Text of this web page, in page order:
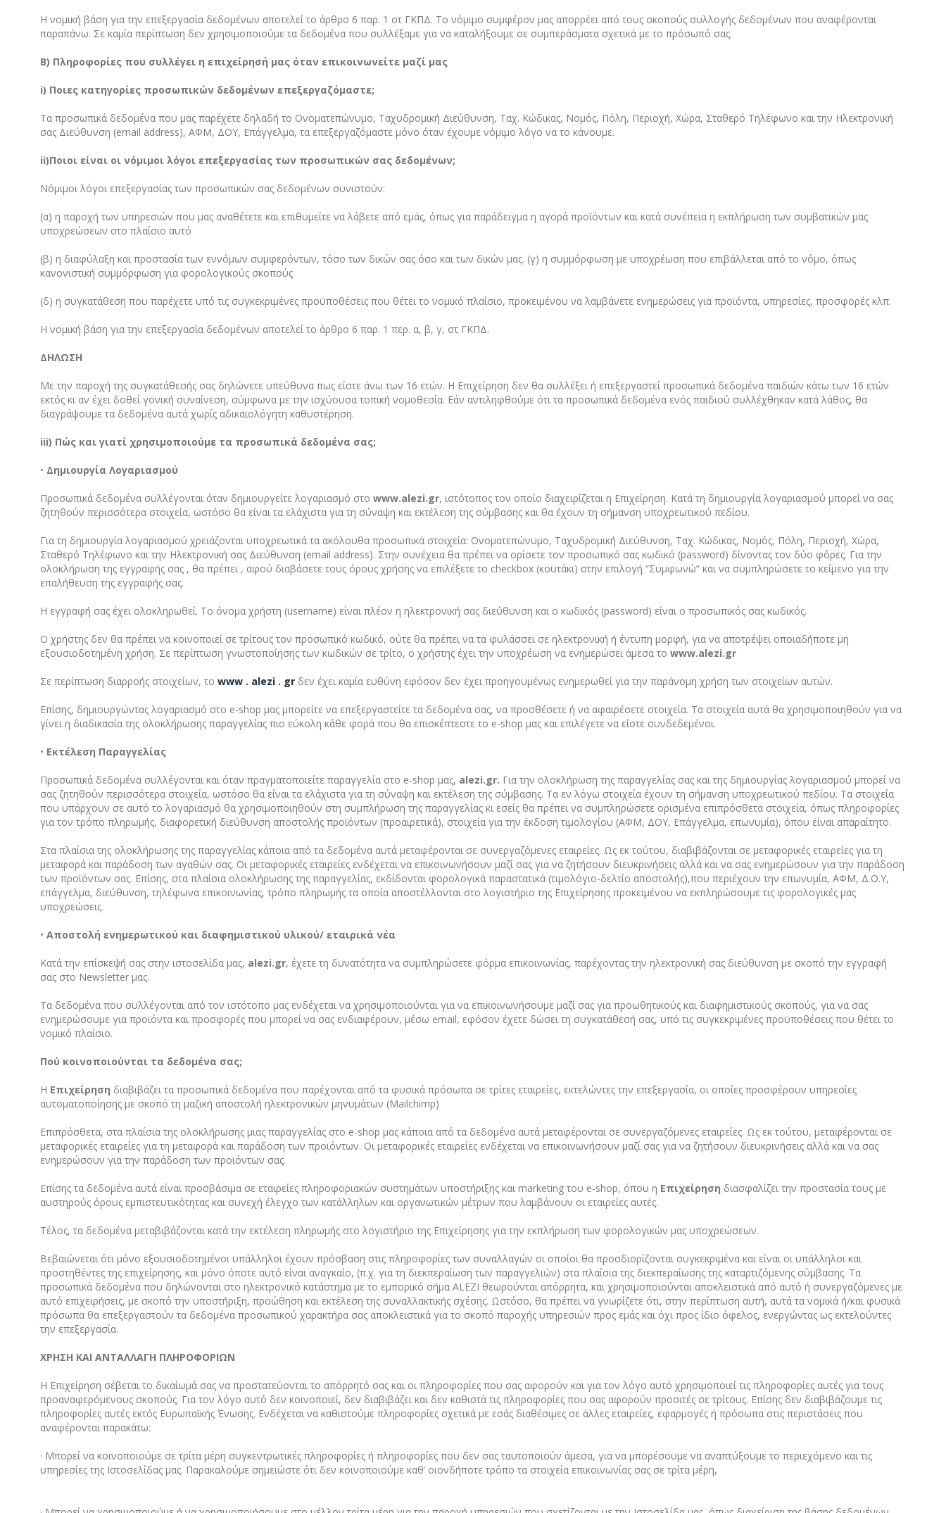
Η νομική βάση για την επεξεργασία δεδομένων αποτελεί το άρθρο 6 παρ. 1 στ ΓΚΠΔ. Το νόμιμο συμφέρον μας απορρέει από τους σκοπούς συλλογής δεδομένων που αναφέρονται
παραπάνω. Σε καμία περίπτωση δεν χρησιμοποιούμε τα δεδομένα που συλλέξαμε για να καταλήξουμε σε συμπεράσματα σχετικά με το πρόσωπό σας.
Β) Πληροφορίες που συλλέγει η επιχείρησή μας όταν επικοινωνείτε μαζί μας
i) Ποιες κατηγορίες προσωπικών δεδομένων επεξεργαζόμαστε;
Τα προσωπικά δεδομένα που μας παρέχετε δηλαδή το Ονοματεπώνυμο, Ταχυδρομική Διεύθυνση, Ταχ. Κώδικας, Νομός, Πόλη, Περιοχή, Χώρα, Σταθερό Τηλέφωνο και την Ηλεκτρονική
σας Διεύθυνση (email address), ΑΦΜ, ΔΟΥ, Επάγγελμα, τα επεξεργαζόμαστε μόνο όταν έχουμε νόμιμο λόγο να το κάνουμε.
ii)Ποιοι είναι οι νόμιμοι λόγοι επεξεργασίας των προσωπικών σας δεδομένων;
Νόμιμοι λόγοι επεξεργασίας των προσωπικών σας δεδομένων συνιστούν:
(α) η παροχή των υπηρεσιών που μας αναθέτετε και επιθυμείτε να λάβετε από εμάς, όπως για παράδειγμα η αγορά προϊόντων και κατά συνέπεια η εκπλήρωση των συμβατικών μας
υποχρεώσεων στο πλαίσιο αυτό
(β) η διαφύλαξη και προστασία των εννόμων συμφερόντων, τόσο των δικών σας όσο και των δικών μας. (γ) η συμμόρφωση με υποχρέωση που επιβάλλεται από το νόμο, όπως
κανονιστική συμμόρφωση για φορολογικούς σκοπούς
(δ) η συγκατάθεση που παρέχετε υπό τις συγκεκριμένες προϋποθέσεις που θέτει το νομικό πλαίσιο, προκειμένου να λαμβάνετε ενημερώσεις για προϊόντα, υπηρεσίες, προσφορές κλπ.
Η νομική βάση για την επεξεργασία δεδομένων αποτελεί το άρθρο 6 παρ. 1 περ. α, β, γ, στ ΓΚΠΔ.
ΔΗΛΩΣΗ
Με την παροχή της συγκατάθεσής σας δηλώνετε υπεύθυνα πως είστε άνω των 16 ετών. Η Επιχείρηση δεν θα συλλέξει ή επεξεργαστεί προσωπικά δεδομένα παιδιών κάτω των 16 ετών
εκτός κι αν έχει δοθεί γονική συναίνεση, σύμφωνα με την ισχύουσα τοπική νομοθεσία. Εάν αντιληφθούμε ότι τα προσωπικά δεδομένα ενός παιδιού συλλέχθηκαν κατά λάθος, θα
διαγράψουμε τα δεδομένα αυτά χωρίς αδικαιολόγητη καθυστέρηση.
iii) Πώς και γιατί χρησιμοποιούμε τα προσωπικά δεδομένα σας;
• Δημιουργία Λογαριασμού
Προσωπικά δεδομένα συλλέγονται όταν δημιουργείτε λογαριασμό στοwww.alezi.gr, ιστότοπος τον οποίο διαχειρίζεται η Eπιχείρηση. Κατά τη δημιουργία λογαριασμού μπορεί να σας
ζητηθούν περισσότερα στοιχεία, ωστόσο θα είναι τα ελάχιστα για τη σύναψη και εκτέλεση της σύμβασης και θα έχουν τη σήμανση υποχρεωτικού πεδίου.
Για τη δημιουργία λογαριασμού χρειάζονται υποχρεωτικά τα ακόλουθα προσωπικά στοιχεία: Ονοματεπώνυμο, Ταχυδρομική Διεύθυνση, Ταχ. Κώδικας, Νομός, Πόλη, Περιοχή, Χώρα,
Σταθερό Τηλέφωνο και την Ηλεκτρονική σας Διεύθυνση (email address). Στην συνέχεια θα πρέπει να ορίσετε τον προσωπικό σας κωδικό (password) δίνοντας τον δύο φόρες. Για την
ολοκλήρωση της εγγραφής σας , θα πρέπει , αφού διαβάσετε τους όρους χρήσης να επιλέξετε το checkbox (κουτάκι) στην επιλογή “Συμφωνώ” και να συμπληρώσετε το κείμενο για την
επαλήθευση της εγγραφής σας.
Η εγγραφή σας έχει ολοκληρωθεί. Το όνομα χρήστη (username) είναι πλέον η ηλεκτρονική σας διεύθυνση και ο κωδικός (password) είναι ο προσωπικός σας κωδικός.
Ο χρήστης δεν θα πρέπει να κοινοποιεί σε τρίτους τον προσωπικό κωδικό, ούτε θα πρέπει να τα φυλάσσει σε ηλεκτρονική ή έντυπη μορφή, για να αποτρέψει οποιαδήποτε μη
εξουσιοδοτημένη χρήση. Σε περίπτωση γνωστοποίησης των κωδικών σε τρίτο, ο χρήστης έχει την υποχρέωση να ενημερώσει άμεσα τοwww.alezi.gr
Σε περίπτωση διαρροής στοιχείων, τοwww . alezi . gr δεν έχει καμία ευθύνη εφόσον δεν έχει προηγουμένως ενημερωθεί για την παράνομη χρήση των στοιχείων αυτών.
Επίσης, δημιουργώντας λογαριασμό στο e-shop μας μπορείτε να επεξεργαστείτε τα δεδομένα σας, να προσθέσετε ή να αφαιρέσετε στοιχεία. Τα στοιχεία αυτά θα χρησιμοποιηθούν για να
γίνει η διαδικασία της ολοκλήρωσης παραγγελίας πιο εύκολη κάθε φορά που θα επισκέπτεστε το e-shop μας και επιλέγετε να είστε συνδεδεμένοι.
• Εκτέλεση Παραγγελίας
Προσωπικά δεδομένα συλλέγονται και όταν πραγματοποιείτε παραγγελία στο e-shop μας, alezi.gr. Για την ολοκλήρωση της παραγγελίας σας και της δημιουργίας λογαριασμού μπορεί να
σας ζητηθούν περισσότερα στοιχεία, ωστόσο θα είναι τα ελάχιστα για τη σύναψη και εκτέλεση της σύμβασης. Τα εν λόγω στοιχεία έχουν τη σήμανση υποχρεωτικού πεδίου. Τα στοιχεία
που υπάρχουν σε αυτό το λογαριασμό θα χρησιμοποιηθούν στη συμπλήρωση της παραγγελίας κι εσείς θα πρέπει να συμπληρώσετε ορισμένα επιπρόσθετα στοιχεία, όπως πληροφορίες
για τον τρόπο πληρωμής, διαφορετική διεύθυνση αποστολής προϊόντων (προαιρετικά), στοιχεία για την έκδοση τιμολογίου (ΑΦΜ, ΔΟΥ, Επάγγελμα, επωνυμία), όπου είναι απαραίτητο.
Στα πλαίσια της ολοκλήρωσης της παραγγελίας κάποια από τα δεδομένα αυτά μεταφέρονται σε συνεργαζόμενες εταιρείες. Ως εκ τούτου, διαβιβάζονται σε μεταφορικές εταιρείες για τη
μεταφορά και παράδοση των αγαθών σας. Οι μεταφορικές εταιρείες ενδέχεται να επικοινωνήσουν μαζί σας για να ζητήσουν διευκρινήσεις αλλά και να σας ενημερώσουν για την παράδοση
των προϊόντων σας. Επίσης, στα πλαίσια ολοκλήρωσης της παραγγελίας, εκδίδονται φορολογικά παραστατικά (τιμολόγιο-δελτίο αποστολής),που περιέχουν την επωνυμία, ΑΦΜ, Δ.Ο.Υ,
επάγγελμα, διεύθυνση, τηλέφωνα επικοινωνίας, τρόπο πληρωμής τα οποία αποστέλλονται στο λογιστήριο της Επιχείρησης προκειμένου να εκπληρώσουμε τις φορολογικές μας
υποχρεώσεις.
•Aποστολή ενημερωτικού και διαφημιστικού υλικού/ εταιρικά νέα
Κατά την επίσκεψή σας στην ιστοσελίδα μας, alezi.gr, έχετε τη δυνατότητα να συμπληρώσετε φόρμα επικοινωνίας, παρέχοντας την ηλεκτρονική σας διεύθυνση με σκοπό την εγγραφή
σας στο Newsletter μας.
Τα δεδομένα που συλλέγονται από τον ιστότοπο μας ενδέχεται να χρησιμοποιούνται για να επικοινωνήσουμε μαζί σας για προωθητικούς και διαφημιστικούς σκοπούς, για να σας
ενημερώσουμε για προϊόντα και προσφορές που μπορεί να σας ενδιαφέρουν, μέσω email, εφόσον έχετε δώσει τη συγκατάθεσή σας, υπό τις συγκεκριμένες προϋποθέσεις που θέτει το
νομικό πλαίσιο.
Πού κοινοποιούνται τα δεδομένα σας;
Η Επιχείρηση διαβιβάζει τα προσωπικά δεδομένα που παρέχονται από τα φυσικά πρόσωπα σε τρίτες εταιρείες, εκτελώντες την επεξεργασία, οι οποίες προσφέρουν υπηρεσίες
αυτοματοποίησης με σκοπό τη μαζική αποστολή ηλεκτρονικών μηνυμάτων (Mailchimp)
Επιπρόσθετα, στα πλαίσια της ολοκλήρωσης μιας παραγγελίας στο e-shop μας κάποια από τα δεδομένα αυτά μεταφέρονται σε συνεργαζόμενες εταιρείες. Ως εκ τούτου, μεταφέρονται σε
μεταφορικές εταιρείες για τη μεταφορά και παράδοση των προϊόντων. Οι μεταφορικές εταιρείες ενδέχεται να επικοινωνήσουν μαζί σας για να ζητήσουν διευκρινήσεις αλλά και να σας
ενημερώσουν για την παράδοση των προϊόντων σας.
Επίσης τα δεδομένα αυτά είναι προσβάσιμα σε εταιρείες πληροφοριακών συστημάτων υποστήριξης και marketing του e-shop, όπου η Επιχείρηση διασφαλίζει την προστασία τους με
αυστηρούς όρους εμπιστευτικότητας και συνεχή έλεγχο των κατάλληλων και οργανωτικών μέτρων που λαμβάνουν οι εταιρείες αυτές.
Τέλος, τα δεδομένα μεταβιβάζονται κατά την εκτέλεση πληρωμής στο λογιστήριο της Επιχείρησης για την εκπλήρωση των φορολογικών μας υποχρεώσεων.
Βεβαιώνεται ότι μόνο εξουσιοδοτημένοι υπάλληλοι έχουν πρόσβαση στις πληροφορίες των συναλλαγών οι οποίοι θα προσδιορίζονται συγκεκριμένα και είναι οι υπάλληλοι και
προστηθέντες της επιχείρησης, και μόνο όποτε αυτό είναι αναγκαίο, (π.χ. για τη διεκπεραίωση των παραγγελιών) στα πλαίσια της διεκπεραίωσης της καταρτιζόμενης σύμβασης. Τα
προσωπικά δεδομένα που δηλώνονται στο ηλεκτρονικό κατάστημα με το εμπορικό σήμα ALEZI θεωρούνται απόρρητα, και χρησιμοποιούνται αποκλειστικά από αυτό ή συνεργαζόμενες με
αυτό επιχειρήσεις, με σκοπό την υποστήριξη, προώθηση και εκτέλεση της συναλλακτικής σχέσης. Ωστόσο, θα πρέπει να γνωρίζετε ότι, στην περίπτωση αυτή, αυτά τα νομικά ή/και φυσικά
πρόσωπα θα επεξεργαστούν τα δεδομένα προσωπικού χαρακτήρα σας αποκλειστικά για το σκοπό παροχής υπηρεσιών προς εμάς και όχι προς ίδιο όφελος, ενεργώντας ως εκτελούντες
την επεξεργασία.
ΧΡΗΣΗ ΚΑΙ ΑΝΤΑΛΛΑΓΗ ΠΛΗΡΟΦΟΡΙΩΝ
Η Επιχείρηση σέβεται το δικαίωμά σας να προστατεύονται το απόρρητό σας και οι πληροφορίες που σας αφορούν και για τον λόγο αυτό χρησιμοποιεί τις πληροφορίες αυτές για τους
προαναφερόμενους σκοπούς. Για τον λόγο αυτό δεν κοινοποιεί, δεν διαβιβάζει και δεν καθιστά τις πληροφορίες που σας αφορούν προσιτές σε τρίτους. Επίσης δεν διαβιβάζουμε τις
πληροφορίες αυτές εκτός Ευρωπαϊκής Ένωσης. Ενδέχεται να καθιστούμε πληροφορίες σχετικά με εσάς διαθέσιμες σε άλλες εταιρείες, εφαρμογές ή πρόσωπα στις περιστάσεις που
αναφέρονται παρακάτω:
· Μπορεί να κοινοποιούμε σε τρίτα μέρη συγκεντρωτικές πληροφορίες ή πληροφορίες που δεν σας ταυτοποιούν άμεσα, για να μπορέσουμε να αναπτύξουμε το περιεχόμενο και τις
υπηρεσίες της Ιστοσελίδας μας. Παρακαλούμε σημειώστε ότι δεν κοινοποιούμε καθ’ οιονδήποτε τρόπο τα στοιχεία επικοινωνίας σας σε τρίτα μέρη,